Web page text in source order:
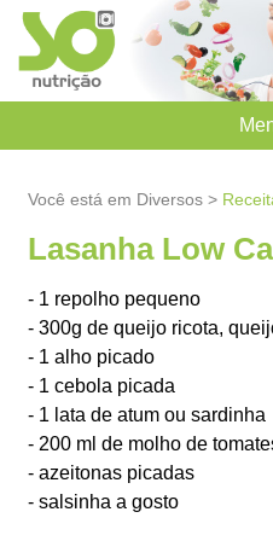
Você está em Diversos >
Lasanha Low
- 1 repolho pequeno
- 300g de queijo ricota,
- 1 alho picado
- 1 cebola picada
- 1 lata de atum ou sardinha
- 200 ml de molho de
- azeitonas picadas
- salsinha a gosto